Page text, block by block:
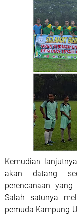
Kemudian
akan datang
perencanaan
Salah satunya
pemuda Kampung